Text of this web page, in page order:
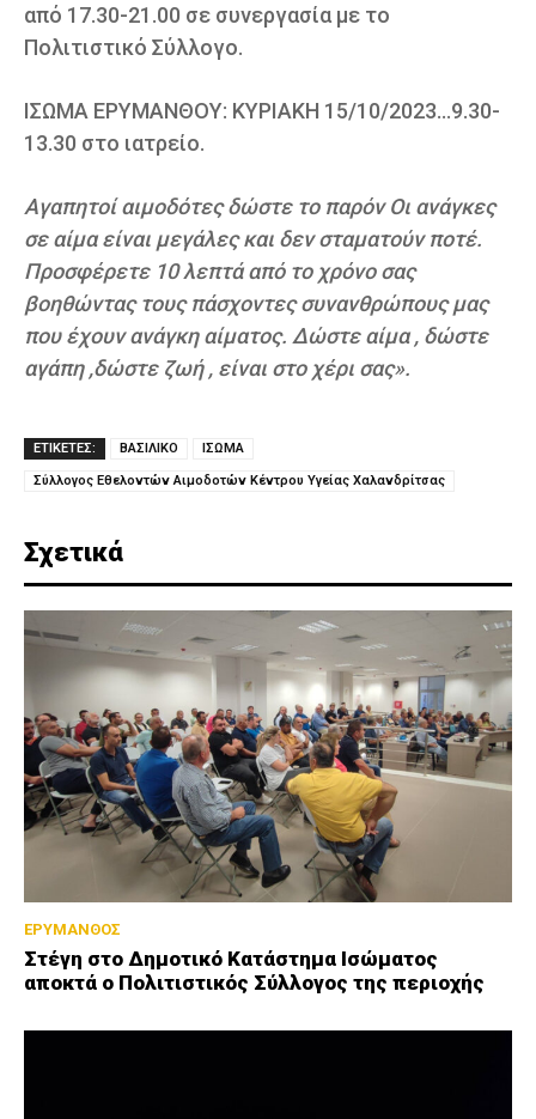
από 17.30-21.00 σε συνεργασία με το
Πολιτιστικό Σύλλογο.
ΙΣΩΜΑ ΕΡΥΜΑΝΘΟΥ: ΚΥΡΙΑΚΗ 15/10/2023…9.30-
13.30 στο ιατρείο.
Αγαπητοί αιμοδότες δώστε το παρόν Οι ανάγκες
σε αίμα είναι μεγάλες και δεν σταματούν ποτέ.
Προσφέρετε 10 λεπτά από το χρόνο σας
βοηθώντας τους πάσχοντες συνανθρώπους μας
που έχουν ανάγκη αίματος. Δώστε αίμα , δώστε
αγάπη ,δώστε ζωή , είναι στο χέρι σας».
ΕΤΙΚΕΤΕΣ: ΒΑΣΙΛΙΚΟ ΙΣΩΜΑ
Σύλλογος Εθελοντών Αιμοδοτών Κέντρου Υγείας Χαλανδρίτσας
Σχετικά
ΕΡΥΜΑΝΘΟΣ
Στέγη στο Δημοτικό Κατάστημα Ισώματος
αποκτά ο Πολιτιστικός Σύλλογος της περιοχής